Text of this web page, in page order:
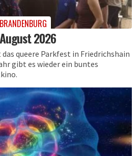
2026
queere Parkfest in Friedrichshain
gibt es wieder ein buntes